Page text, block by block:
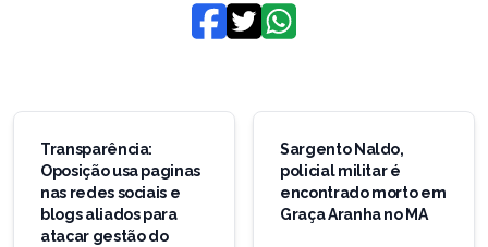
Navegação
Post
Transparência:
Oposição usa paginas
nas redes sociais e
blogs aliados para
atacar gestão do
Sargento Naldo,
policial militar é
encontrado morto em
Graça Aranha no MA